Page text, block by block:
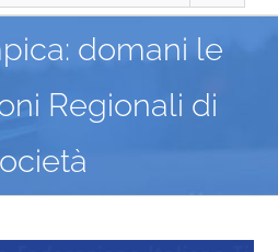
domani le
Regionali di